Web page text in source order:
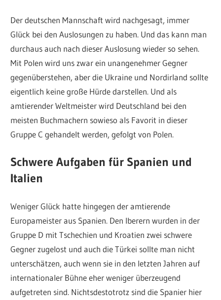
Der deutschen Mannschaft wird nachgesagt, immer
Glück bei den Auslosungen zu haben. Und das kann man
durchaus auch nach dieser Auslosung wieder so sehen.
Mit Polen wird uns zwar ein unangenehmer Gegner
gegenüberstehen, aber die Ukraine und Nordirland sollte
eigentlich keine große Hürde darstellen. Und als
amtierender Weltmeister wird Deutschland bei den
meisten Buchmachern sowieso als Favorit in dieser
Gruppe C gehandelt werden, gefolgt von Polen.
Schwere Aufgaben für Spanien und
Italien
Weniger Glück hatte hingegen der amtierende
Europameister aus Spanien. Den Iberern wurden in der
Gruppe D mit Tschechien und Kroatien zwei schwere
Gegner zugelost und auch die Türkei sollte man nicht
unterschätzen, auch wenn sie in den letzten Jahren auf
internationaler Bühne eher weniger überzeugend
aufgetreten sind. Nichtsdestotrotz sind die Spanier hier